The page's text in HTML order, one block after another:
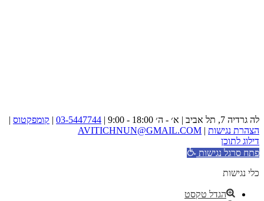
לה גרדיה 7, תל אביב | א׳ - ה׳ 18:00 - 9:00 | 03-5447744
| קומפקטוס |
הצהרת נגישות |
AVITICHNUN@GMAIL.COM
דילוג לתוכן
פתח סרגל נגישות
כלי נגישות
הגדל טקסט